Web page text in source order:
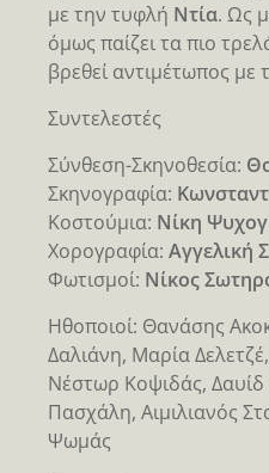
με την τυφλή Ντία. Ως
όμως παίζει τα πιο
βρεθεί αντιμέτωπος
Συντελεστές
Σύνθεση-Σκηνοθεσία:
Σκηνογραφία:
Κοστούμια: Νίκη
Χορογραφία: Αγγελική
Φωτισμοί: Νίκος
Ηθοποιοί: Θανάσης
Δαλιάνη, Μαρία
Νέστωρ Κοψιδάς,
Πασχάλη, Αιμιλιανός
Ψωμάς